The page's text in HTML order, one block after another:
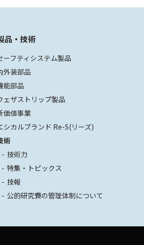
品・技術
ーフティシステム製品
外装部品
能部品
ェザストリップ製品
価値事業
シカルブランド Re-S(リーズ)
術
技術力
特集・トピックス
技報
公的研究費の管理体制について